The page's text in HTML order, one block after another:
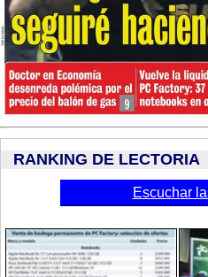
RANKING DE LECTORIA
Escuchar